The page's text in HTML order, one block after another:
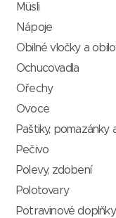
Müsli
Nápoje
Obilné vločky a
Ochucovadla
Ořechy
Ovoce
Paštiky, pomazánky
Pečivo
Polevy, zdobení
Polotovary
Potravinové